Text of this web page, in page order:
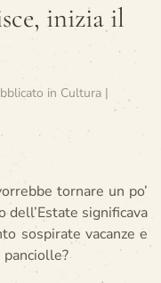
inizia il
in Cultura |
tornare un po’
dell’Estate significava
sospirate vacanze e